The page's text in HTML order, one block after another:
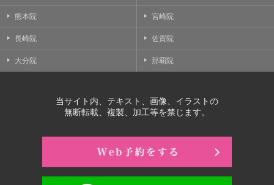
熊本院 宮崎院
長崎院 佐賀院
大分院 那覇院
当サイト内、テキスト、画像、イラストの
無断転載、複製、加工等を禁じます。